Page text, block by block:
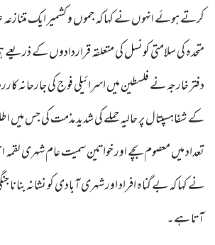
کرتے ہوئے انہوں نے کہا کہ جموں و کشمیر ایک
متحدہ کی سلامتی کونسل کی متعلقہ قراردادوں کے
دفتر خارجہ نے فلسطین میں اسرائیلی فوج کی جارحانہ
کے شفاہسپتال پر حالیہ حملے کی شدید مذمت کی جس
تعداد میں معصوم بچے اور خواتین سمیت عام شہری
نے کہا کہ بے گناہ افراد اور شہری آبادی کو نشانہ
آتا ہے۔